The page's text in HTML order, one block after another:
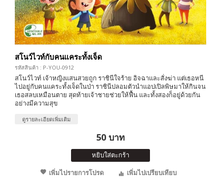
สโนว์ไวท์กับคนแคระทั้งเจ็ด
รหัสสินค้า : P-YOU-0912
สโนว์ไวท์ เจ้าหญิงแสนสวยถูก ราชินีใจร้าย อิจฉาและสั่งฆ่า แต่เธอหนี
ไปอยู่กับคนแคระทั้งเจ็ดในป่า ราชินีปลอมตัวนำแอปเปิลพิษมาให้กินจน
เธอสลบเหมือนตาย สุดท้ายเจ้าชายช่วยให้ฟื้น และทั้งสองก็อยู่ด้วยกัน
อย่างมีความสุข
ดูรายละเอียดเพิ่มเติม
50 บาท
หยิบใส่ตะกร้า
เพิ่มไปรายการโปรด
เพิ่มไปเปรียบเทียบ